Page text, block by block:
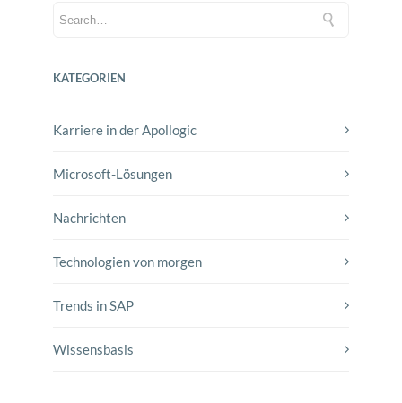
KATEGORIEN
Karriere in der Apollogic
Microsoft-Lösungen
Nachrichten
Technologien von morgen
Trends in SAP
Wissensbasis